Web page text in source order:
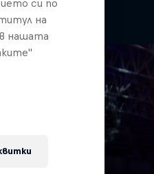
си по
на
нашата